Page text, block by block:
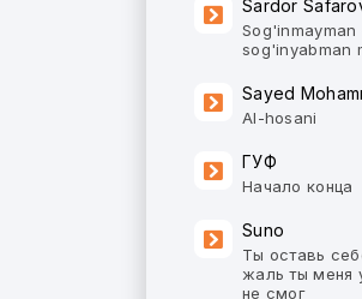
Sardor
Sog'inmayman
sog'inyabman
Sayed
Al-hosani
ГУФ
Начало конца
Suno
Ты оставь
жаль ты меня
не смог